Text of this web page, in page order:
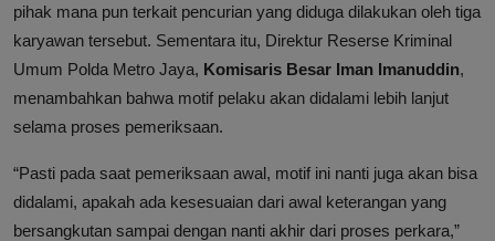
pihak mana pun terkait pencurian yang diduga dilakukan oleh tiga
karyawan tersebut. Sementara itu, Direktur Reserse Kriminal
Umum Polda Metro Jaya, Komisaris Besar Iman Imanuddin,
menambahkan bahwa motif pelaku akan didalami lebih lanjut
selama proses pemeriksaan.
“Pasti pada saat pemeriksaan awal, motif ini nanti juga akan bisa
didalami, apakah ada kesesuaian dari awal keterangan yang
bersangkutan sampai dengan nanti akhir dari proses perkara,”